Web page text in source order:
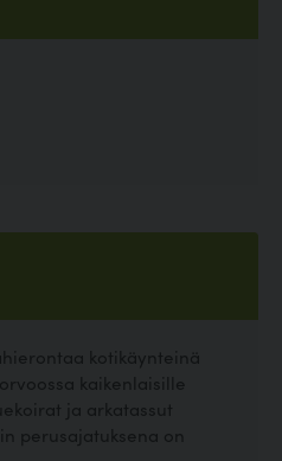
kotikäynteinä
kaikenlaisille
ja arkatassut
perusajatuksena on